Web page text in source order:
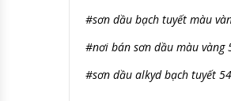
#sơn dầu bạch tuyết màu
#nơi bán sơn dầu màu vàng
#sơn dầu alkyd bạch tuyết